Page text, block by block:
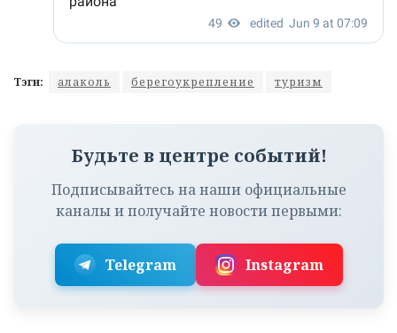
Тэги: алаколь берегоукрепление туризм
Будьте в центре событий!
Подписывайтесь на наши официальные
каналы и получайте новости первыми:
Telegram Instagram